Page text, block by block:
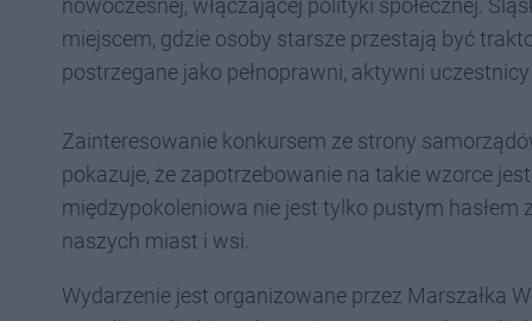
nowoczesnej, włączającej polityki społecznej.
miejscem, gdzie osoby starsze przestają być
postrzegane jako pełnoprawni, aktywni
Zainteresowanie konkursem ze strony
pokazuje, że zapotrzebowanie na takie wzorce
międzypokoleniowa nie jest tylko pustym hasłem
naszych miast i wsi.
Wydarzenie jest organizowane przez Marszałka